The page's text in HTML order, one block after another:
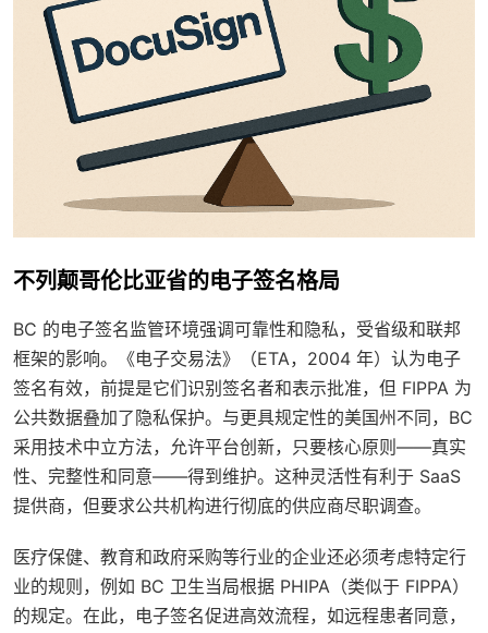
不列颠哥伦比亚省的电子签名格局
BC 的电子签名监管环境强调可靠性和隐私，受省级和联邦
框架的影响。《电子交易法》（ETA，2004 年）认为电子
签名有效，前提是它们识别签名者和表示批准，但 FIPPA 为
公共数据叠加了隐私保护。与更具规定性的美国州不同，BC
采用技术中立方法，允许平台创新，只要核心原则——真实
性、完整性和同意——得到维护。这种灵活性有利于 SaaS
提供商，但要求公共机构进行彻底的供应商尽职调查。
医疗保健、教育和政府采购等行业的企业还必须考虑特定行
业的规则，例如 BC 卫生当局根据 PHIPA（类似于 FIPPA）
的规定。在此，电子签名促进高效流程，如远程患者同意，